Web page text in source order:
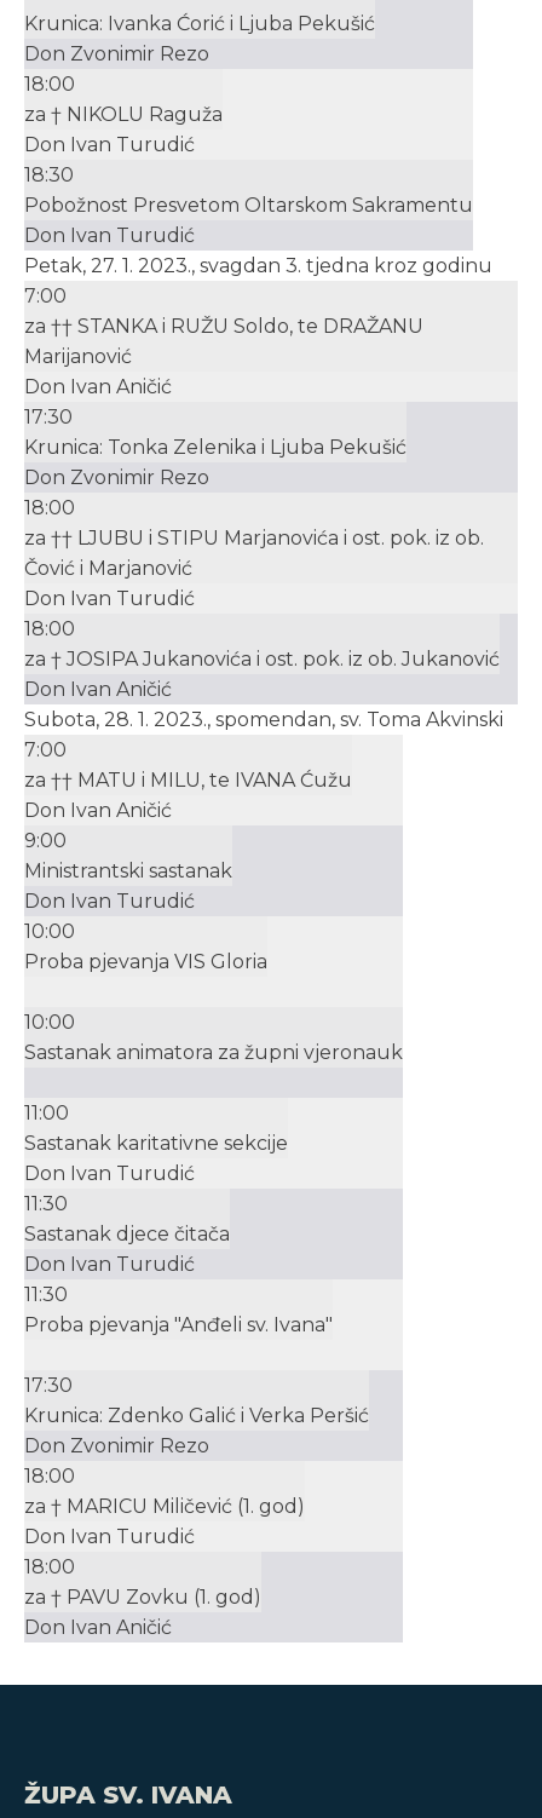
Krunica: Ivanka Ćorić i Ljuba Pekušić
Don Zvonimir Rezo
18:00
za † NIKOLU Raguža
Don Ivan Turudić
18:30
Pobožnost Presvetom Oltarskom Sakramentu
Don Ivan Turudić
Petak, 27. 1. 2023., svagdan 3. tjedna kroz godinu
7:00
za †† STANKA i RUŽU Soldo, te DRAŽANU
Marijanović
Don Ivan Aničić
17:30
Krunica: Tonka Zelenika i Ljuba Pekušić
Don Zvonimir Rezo
18:00
za †† LJUBU i STIPU Marjanovića i ost. pok. iz ob.
Čović i Marjanović
Don Ivan Turudić
18:00
za † JOSIPA Jukanovića i ost. pok. iz ob. Jukanović
Don Ivan Aničić
Subota, 28. 1. 2023., spomendan, sv. Toma Akvinski
7:00
za †† MATU i MILU, te IVANA Ćužu
Don Ivan Aničić
9:00
Ministrantski sastanak
Don Ivan Turudić
10:00
Proba pjevanja VIS Gloria
10:00
Sastanak animatora za župni vjeronauk
11:00
Sastanak karitativne sekcije
Don Ivan Turudić
11:30
Sastanak djece čitača
Don Ivan Turudić
11:30
Proba pjevanja "Anđeli sv. Ivana"
17:30
Krunica: Zdenko Galić i Verka Peršić
Don Zvonimir Rezo
18:00
za † MARICU Miličević (1. god)
Don Ivan Turudić
18:00
za † PAVU Zovku (1. god)
Don Ivan Aničić
ŽUPA SV. IVANA